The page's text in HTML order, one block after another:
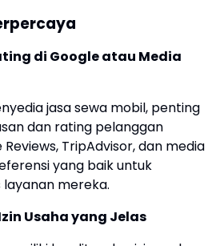
di Google atau Media
jasa sewa mobil, penting
dan rating pelanggan
TripAdvisor, dan media
yang baik untuk
mereka.
Usaha yang Jelas